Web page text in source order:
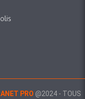
PRO @2024 - TOUS